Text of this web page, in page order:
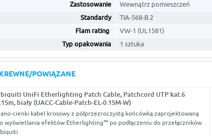
Zastosowanie
Wewnątrz pomieszczeń
Standardy
TIA-568-B.2
Flam rating
VW-1 (UL1581)
Typ opakowania
1 sztuka
POWIĄZANE
UniFi Etherlighting Patch Cable, Patchcord UTP kat.6
biały (UACC-Cable-Patch-EL-0.15M-W)
cienki kabel krosowy z półprzezroczystą końcówką zaprojektowaną
wyświetlania efektów Etherlighting™ po podłączeniu do przełączników